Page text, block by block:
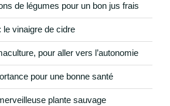
de légumes pour un bon jus frais
le vinaigre de cidre
pour aller vers l’autonomie
pour une bonne santé
plante sauvage